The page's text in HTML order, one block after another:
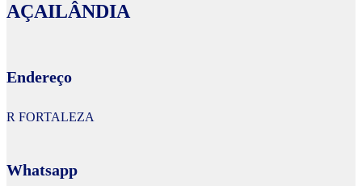
AÇAILÂNDIA
Endereço
R FORTALEZA
Whatsapp